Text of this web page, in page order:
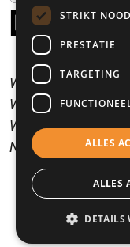
Wij spreken
We speak English.
Wir sprechen
Nous parlons
© 2026
STRIKT
PRESTATIE
TARGETING
ALLES
ALLES
DETAILS